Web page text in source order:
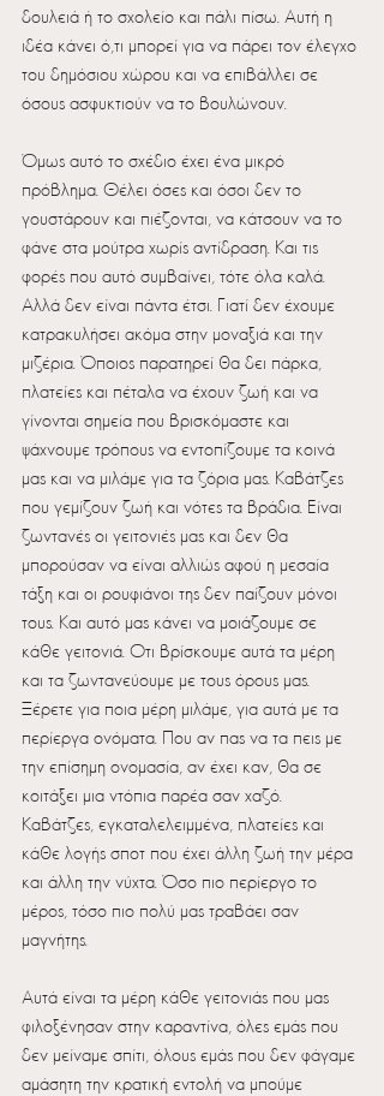
δουλειά ή το σχολείο και πάλι πίσω. Αυτή η
ιδέα κάνει ό,τι μπορεί για να πάρει τον έλεγχο
του δημόσιου χώρου και να επιβάλλει σε
όσους ασφυκτιούν να το βουλώνουν.
Όμως αυτό το σχέδιο έχει ένα μικρό
πρόβλημα. Θέλει όσες και όσοι δεν το
γουστάρουν και πιέζονται, να κάτσουν να το
φάνε στα μούτρα χωρίς αντίδραση. Και τις
φορές που αυτό συμβαίνει, τότε όλα καλά.
Αλλά δεν είναι πάντα έτσι. Γιατί δεν έχουμε
κατρακυλήσει ακόμα στην μοναξιά και την
μιζέρια. Όποιος παρατηρεί θα δει πάρκα,
πλατείες και πέταλα να έχουν ζωή και να
γίνονται σημεία που βρισκόμαστε και
ψάχνουμε τρόπους να εντοπίζουμε τα κοινά
μας και να μιλάμε για τα ζόρια μας. Καβάτζες
που γεμίζουν ζωή και νότες τα βράδια. Είναι
ζωντανές οι γειτονιές μας και δεν θα
μπορούσαν να είναι αλλιώς αφού η μεσαία
τάξη και οι ρουφιάνοι της δεν παίζουν μόνοι
τους. Και αυτό μας κάνει να μοιάζουμε σε
κάθε γειτονιά. Οτι βρίσκουμε αυτά τα μέρη
και τα ζωντανεύουμε με τους όρους μας.
Ξέρετε για ποια μέρη μιλάμε, για αυτά με τα
περίεργα ονόματα. Που αν πας να τα πεις με
την επίσημη ονομασία, αν έχει καν, θα σε
κοιτάξει μια ντόπια παρέα σαν χαζό.
Καβάτζες, εγκαταλελειμμένα, πλατείες και
κάθε λογής σποτ που έχει άλλη ζωή την μέρα
και άλλη την νύχτα. Όσο πιο περίεργο το
μέρος, τόσο πιο πολύ μας τραβάει σαν
μαγνήτης.
Αυτά είναι τα μέρη κάθε γειτονιάς που μας
φιλοξένησαν στην καραντίνα, όλες εμάς που
δεν μείναμε σπίτι, όλους εμάς που δεν φάγαμε
αμάσητη την κρατική εντολή να μπούμε